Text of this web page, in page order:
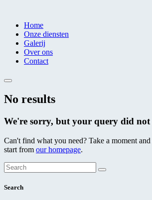
Home
Onze diensten
Galerij
Over ons
Contact
No results
We're sorry, but your query did not
Can't find what you need? Take a moment
start from our homepage.
Search